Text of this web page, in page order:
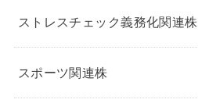
ストレスチェック義務化関連株
スポーツ関連株